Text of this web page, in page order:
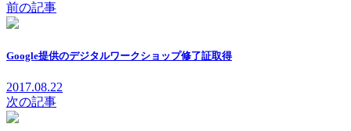
前の記事
Google提供のデジタルワークショップ修了証取得
2017.08.22
次の記事